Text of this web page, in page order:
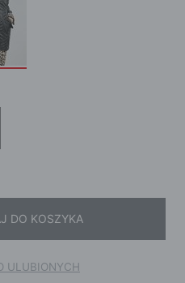
DO KOSZYKA
ULUBIONYCH